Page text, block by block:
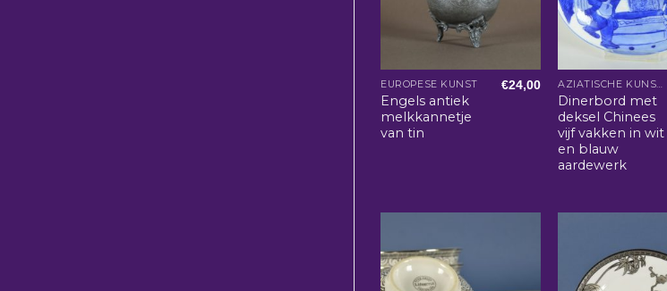
EUROPESE KUNST
Engels antiek
melkkannetje
van tin
€24,00 AZIATISCHE KUNST EN WOONACCESSOIRES
Dinerbord met
deksel Chinees
vijf vakken in wit
en blauw
aardewerk